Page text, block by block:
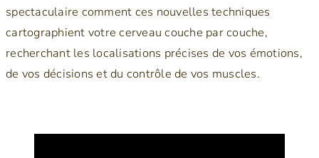
spectaculaire comment ces nouvelles techniques
cartographient votre cerveau couche par couche,
recherchant les localisations précises de vos émotions,
de vos décisions et du contrôle de vos muscles.